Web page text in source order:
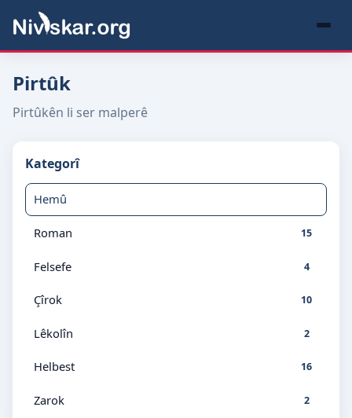
Pirtûk
Pirtûkên li ser malperê
Kategorî
Hemû
Roman 15
Felsefe 4
Çîrok 10
Lêkolîn 2
Helbest 16
Zarok 2